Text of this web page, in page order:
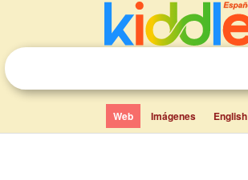
Web Imágenes English